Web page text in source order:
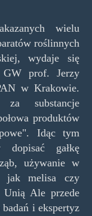
wielu
roślinnych
wydaje się
GW prof. Jerzy
w Krakowie.
substancje
produktów
Idąc tym
gałkę
używanie w
jak melisa czy
Unią Ale przede
i ekspertyz